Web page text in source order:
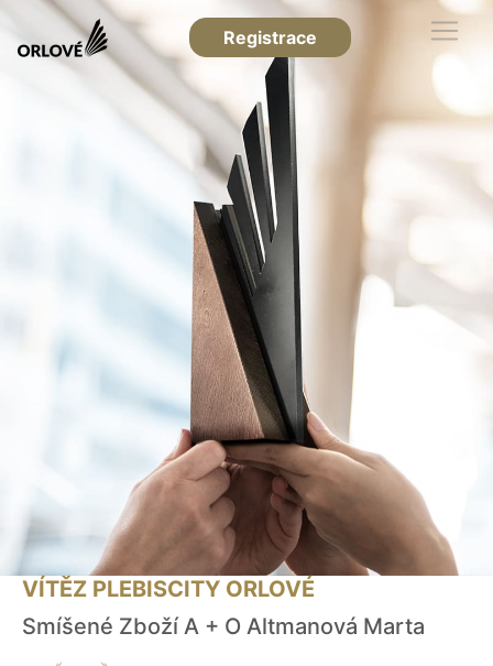
Registrace
VÍTĚZ PLEBISCITY ORLOVÉ
Smíšené Zboží A + O Altmanová Marta